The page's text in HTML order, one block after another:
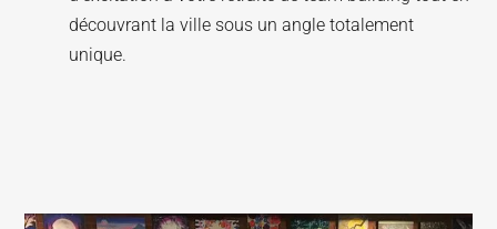
découvrant la ville sous un angle totalement
unique.